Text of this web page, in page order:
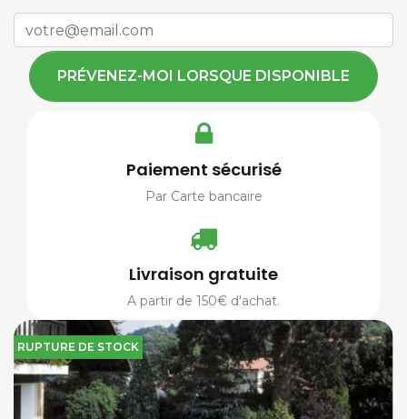
RUPTURE DE STOCK
PRÉVENEZ-MOI LORSQUE DISPONIBLE
Paiement sécurisé
Par Carte bancaire
Livraison gratuite
A partir de 150€ d'achat.